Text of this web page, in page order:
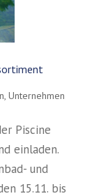
, Unternehmen
Piscine
einladen.
und
15.11. bis